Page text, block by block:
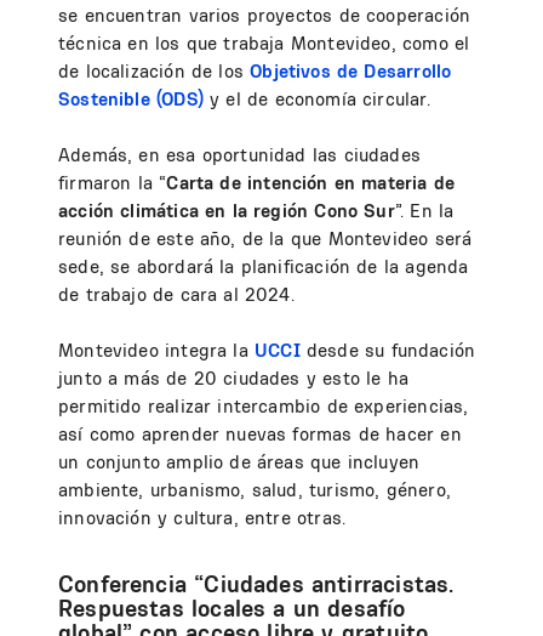
se encuentran varios proyectos de cooperación
técnica en los que trabaja Montevideo, como el
de localización de losObjetivos de Desarrollo
Sostenible (ODS)y el de economía circular.
Además, en esa oportunidad las ciudades
firmaron la “Carta de intención en materia de
acción climática en la región Cono Sur”. En la
reunión de este año, de la que Montevideo será
sede, se abordará la planificación de la agenda
de trabajo de cara al 2024.
Montevideo integra la UCCIdesde su fundación
junto a más de 20 ciudades y esto le ha
permitido realizar intercambio de experiencias,
así como aprender nuevas formas de hacer en
un conjunto amplio de áreas que incluyen
ambiente, urbanismo, salud, turismo, género,
innovación y cultura, entre otras.
Conferencia “Ciudades antirracistas.
Respuestas locales a un desafío